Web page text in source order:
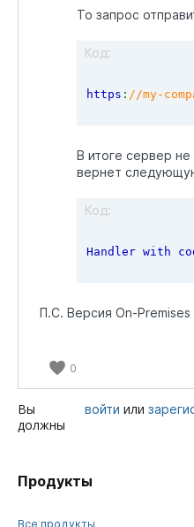
То запрос
Код:
https : //my-
В итоге сервер
вернет
Код:
Handler with
П.С. Версия On-Premises
0
Вы
должны
войти или
Продукты
Все продукты